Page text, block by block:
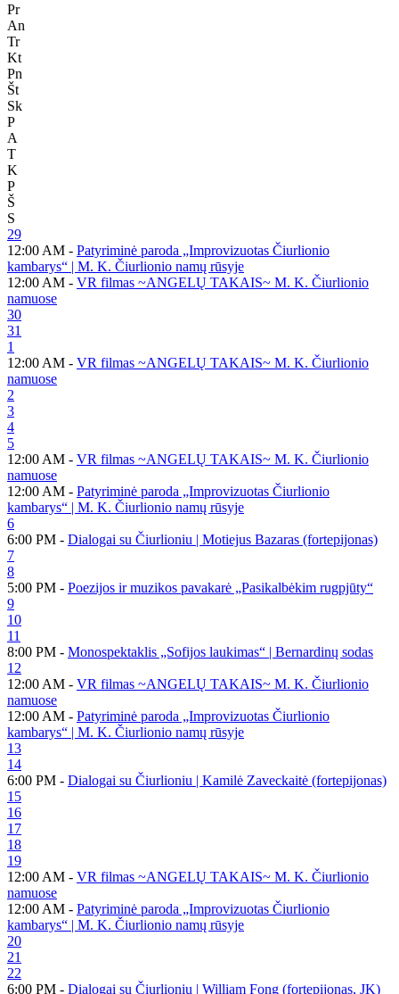
Pr
An
Tr
Kt
Pn
Št
Sk
P
A
T
K
P
Š
S
29
12:00 AM - Patyriminė paroda „Improvizuotas Čiurlionio
kambarys“ | M. K. Čiurlionio namų rūsyje
12:00 AM - VR filmas ~ANGELŲ TAKAIS~ M. K. Čiurlionio
namuose
30
31
1
12:00 AM - VR filmas ~ANGELŲ TAKAIS~ M. K. Čiurlionio
namuose
2
3
4
5
12:00 AM - VR filmas ~ANGELŲ TAKAIS~ M. K. Čiurlionio
namuose
12:00 AM - Patyriminė paroda „Improvizuotas Čiurlionio
kambarys“ | M. K. Čiurlionio namų rūsyje
6
6:00 PM - Dialogai su Čiurlioniu | Motiejus Bazaras (fortepijonas)
7
8
5:00 PM - Poezijos ir muzikos pavakarė „Pasikalbėkim rugpjūty“
9
10
11
8:00 PM - Monospektaklis „Sofijos laukimas“ | Bernardinų sodas
12
12:00 AM - VR filmas ~ANGELŲ TAKAIS~ M. K. Čiurlionio
namuose
12:00 AM - Patyriminė paroda „Improvizuotas Čiurlionio
kambarys“ | M. K. Čiurlionio namų rūsyje
13
14
6:00 PM - Dialogai su Čiurlioniu | Kamilė Zaveckaitė (fortepijonas)
15
16
17
18
19
12:00 AM - VR filmas ~ANGELŲ TAKAIS~ M. K. Čiurlionio
namuose
12:00 AM - Patyriminė paroda „Improvizuotas Čiurlionio
kambarys“ | M. K. Čiurlionio namų rūsyje
20
21
22
6:00 PM - Dialogai su Čiurlioniu | William Fong (fortepijonas, JK)